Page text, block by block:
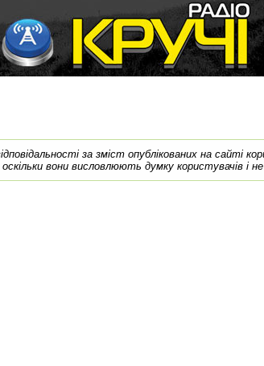
за зміст опублікованих на сайті
оскільки вони висловлюють думку користувачів і